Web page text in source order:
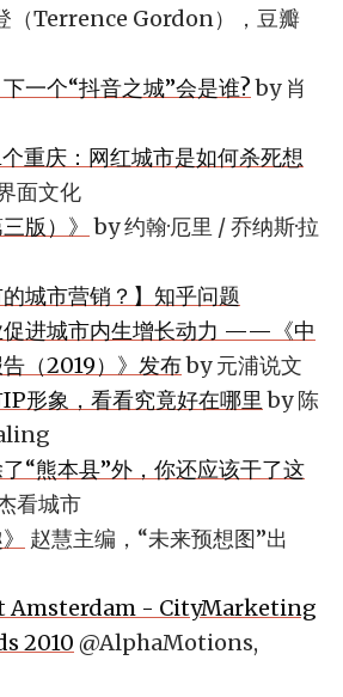
（Terrence Gordon），豆瓣
一个“抖音之城”会是谁?by 肖
重庆：网红城市是如何杀死想
面文化
版）》 by 约翰·厄里 / 乔纳斯·拉
的城市营销？】知乎问题
促进城市内生增长动力 ——《中
（2019）》发布by 元浦说文
形象，看看究竟好在哪里 by 陈
“熊本县”外，你还应该干了这
看城市
赵慧主编，“未来预想图”出
Amsterdam - CityMarketing
2010 @AlphaMotions,